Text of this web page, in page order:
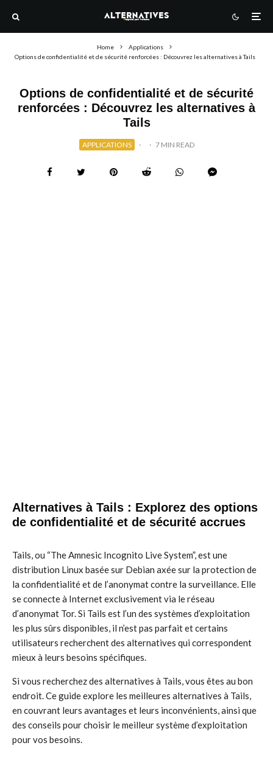
Home
Applications
Options de confidentialité et de sécurité renforcées : Découvrez les alternatives à Tails
Options de confidentialité et de sécurité
renforcées : Découvrez les alternatives à
Tails
APPLICATIONS · · 7 MIN READ
Alternatives à Tails : Explorez des options
de confidentialité et de sécurité accrues
Tails, ou “The Amnesic Incognito Live System”, est une
distribution Linux basée sur Debian axée sur la protection de
la confidentialité et de l’anonymat contre la surveillance. Elle
se connecte à Internet exclusivement via le réseau
d’anonymat Tor. Si Tails est l’un des systèmes d’exploitation
les plus sûrs disponibles, il n’est pas parfait et certains
utilisateurs recherchent des alternatives qui correspondent
mieux à leurs besoins spécifiques.
Si vous recherchez des alternatives à Tails, vous êtes au bon
endroit. Ce guide explore les meilleures alternatives à Tails,
en couvrant leurs avantages et leurs inconvénients, ainsi que
des conseils pour choisir le meilleur système d’exploitation
pour vos besoins.